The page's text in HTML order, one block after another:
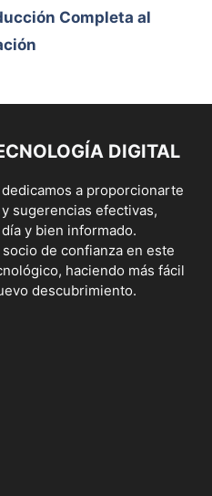
Completa al
DIGITAL
a proporcionarte
sugerencias efectivas,
y bien informado.
de confianza en este
haciendo más fácil
descubrimiento.